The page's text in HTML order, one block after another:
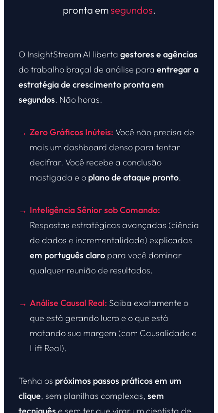
pronta emsegundos.
O InsightStream AI liberta gestores e agências
do trabalho braçal de análise para entregar a
estratégia de crescimento pronta em
segundos. Não horas.
→ Zero Gráficos Inúteis: Você não precisa de
mais um dashboard denso para tentar
decifrar. Você recebe a conclusão
mastigada e o plano de ataque pronto.
→ Inteligência Sênior sob Comando:
Respostas estratégicas avançadas (ciência
de dados e incrementalidade) explicadas
em português claropara você dominar
qualquer reunião de resultados.
→ Análise Causal Real: Saiba exatamente o
que está gerando lucro e o que está
matando sua margem (com Causalidade e
Lift Real).
Tenha os próximos passos práticos em um
clique, sem planilhas complexas, sem
tecniquêse sem ter que virar um cientista de